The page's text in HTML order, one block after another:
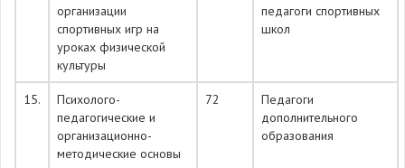
организации
спортивных игр на
уроках физической
культуры
педагоги спортивных
школ
15.
Психолого-
педагогические и
организационно-
методические основы
72
Педагоги
дополнительного
образования